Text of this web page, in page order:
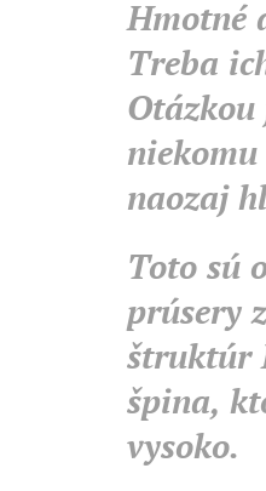
Hmotné
Treba
niekomu
naozaj
Toto sú
prúsery
štruktúr
špina,
vysoko.